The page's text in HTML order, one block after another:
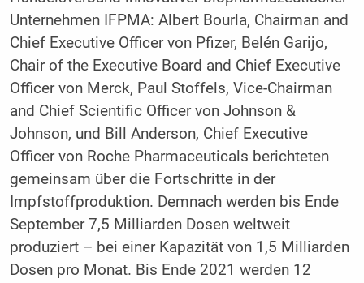
Unternehmen IFPMA: Albert Bourla, Chairman and
Chief Executive Officer von Pfizer, Belén Garijo,
Chair of the Executive Board and Chief Executive
Officer von Merck, Paul Stoffels, Vice-Chairman
and Chief Scientific Officer von Johnson &
Johnson, und Bill Anderson, Chief Executive
Officer von Roche Pharmaceuticals berichteten
gemeinsam über die Fortschritte in der
Impfstoffproduktion. Demnach werden bis Ende
September 7,5 Milliarden Dosen weltweit
produziert – bei einer Kapazität von 1,5 Milliarden
Dosen pro Monat. Bis Ende 2021 werden 12